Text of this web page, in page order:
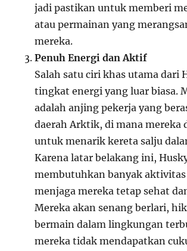
jadi pastikan untuk memberi
atau permainan yang
mereka.
Penuh Energi dan Aktif
Salah satu ciri khas utama dari
tingkat energi yang luar biasa.
adalah anjing pekerja yang
daerah Arktik, di mana mereka
untuk menarik kereta salju
Karena latar belakang ini,
membutuhkan banyak
menjaga mereka tetap sehat
Mereka akan senang berlari,
bermain dalam lingkungan
mereka tidak mendapatkan